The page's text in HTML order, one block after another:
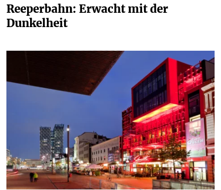
Reeperbahn: Erwacht mit der
Dunkelheit